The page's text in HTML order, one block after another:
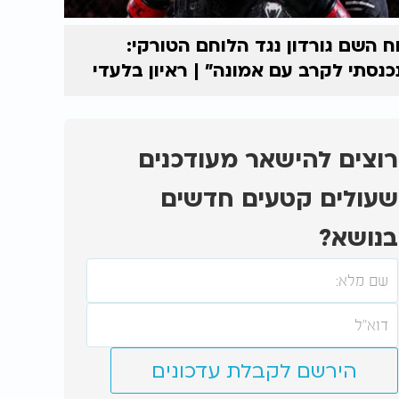
השם גורדון נגד הלוחם הטורקי:
לקרב עם אמונה” | ראיון בלעדי
רוצים להישאר מעודכנים
שעולים קטעים חדשים
בנושא?
הירשם לקבלת עדכונים